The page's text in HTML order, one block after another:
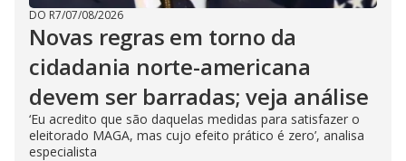
DO R7/07/08/2026
Novas regras em torno da
cidadania norte-americana
devem ser barradas; veja análise
‘Eu acredito que são daquelas medidas para satisfazer o
eleitorado MAGA, mas cujo efeito prático é zero’, analisa
especialista